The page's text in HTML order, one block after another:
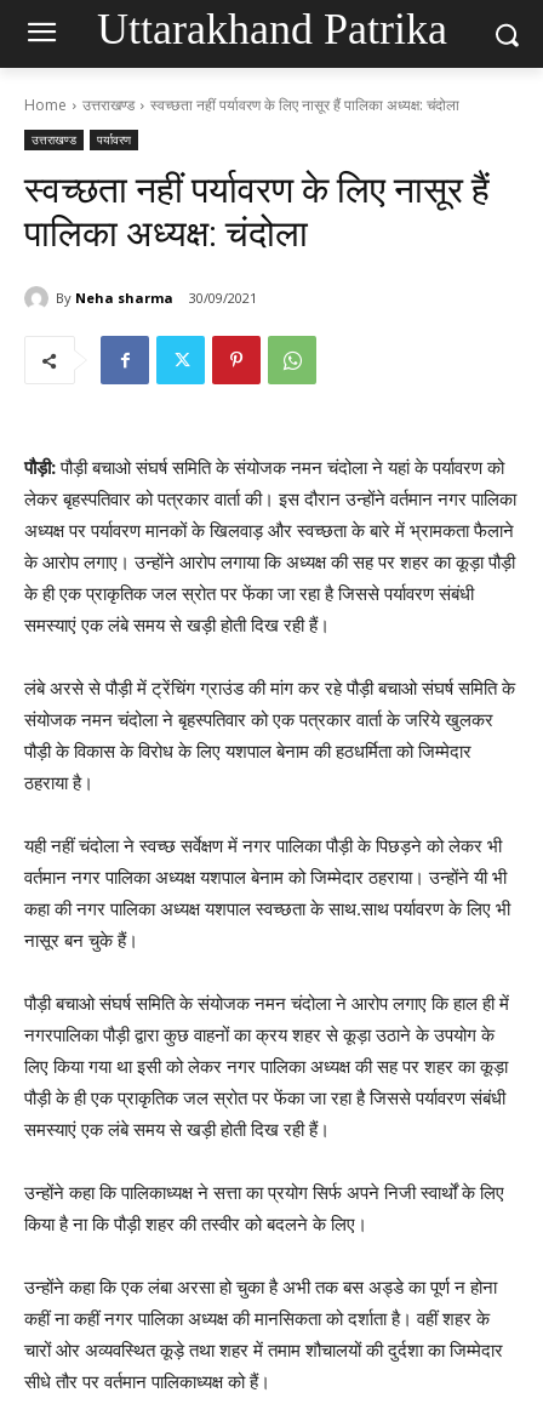
Uttarakhand Patrika
Home उत्तराखण्ड स्वच्छता नहीं पर्यावरण के लिए नासूर हैं पालिका अध्यक्ष: चंदोला
उत्तराखण्ड पर्यावरण
स्वच्छता नहीं पर्यावरण के लिए नासूर हैं
पालिका अध्यक्ष: चंदोला
By Neha sharma 30/09/2021
पौड़ी:पौड़ी बचाओ संघर्ष समिति के संयोजक नमन चंदोला ने यहां के पर्यावरण को
लेकर बृहस्पतिवार को पत्रकार वार्ता की। इस दौरान उन्होंने वर्तमान नगर पालिका
अध्यक्ष पर पर्यावरण मानकों के खिलवाड़ और स्वच्छता के बारे में भ्रामकता फैलाने
के आरोप लगाए। उन्होंने आरोप लगाया कि अध्यक्ष की सह पर शहर का कूड़ा पौड़ी
के ही एक प्राकृतिक जल स्रोत पर फेंका जा रहा है जिससे पर्यावरण संबंधी
समस्याएं एक लंबे समय से खड़ी होती दिख रही हैं।
लंबे अरसे से पौड़ी में ट्रेंचिंग ग्राउंड की मांग कर रहे पौड़ी बचाओ संघर्ष समिति के
संयोजक नमन चंदोला ने बृहस्पतिवार को एक पत्रकार वार्ता के जरिये खुलकर
पौड़ी के विकास के विरोध के लिए यशपाल बेनाम की हठधर्मिता को जिम्मेदार
ठहराया है।
यही नहीं चंदोला ने स्वच्छ सर्वेक्षण में नगर पालिका पौड़ी के पिछड़ने को लेकर भी
वर्तमान नगर पालिका अध्यक्ष यशपाल बेनाम को जिम्मेदार ठहराया। उन्होंने यी भी
कहा की नगर पालिका अध्यक्ष यशपाल स्वच्छता के साथ.साथ पर्यावरण के लिए भी
नासूर बन चुके हैं।
पौड़ी बचाओ संघर्ष समिति के संयोजक नमन चंदोला ने आरोप लगाए कि हाल ही में
नगरपालिका पौड़ी द्वारा कुछ वाहनों का क्रय शहर से कूड़ा उठाने के उपयोग के
लिए किया गया था इसी को लेकर नगर पालिका अध्यक्ष की सह पर शहर का कूड़ा
पौड़ी के ही एक प्राकृतिक जल स्रोत पर फेंका जा रहा है जिससे पर्यावरण संबंधी
समस्याएं एक लंबे समय से खड़ी होती दिख रही हैं।
उन्होंने कहा कि पालिकाध्यक्ष ने सत्ता का प्रयोग सिर्फ अपने निजी स्वार्थों के लिए
किया है ना कि पौड़ी शहर की तस्वीर को बदलने के लिए।
उन्होंने कहा कि एक लंबा अरसा हो चुका है अभी तक बस अड्डे का पूर्ण न होना
कहीं ना कहीं नगर पालिका अध्यक्ष की मानसिकता को दर्शाता है। वहीं शहर के
चारों ओर अव्यवस्थित कूड़े तथा शहर में तमाम शौचालयों की दुर्दशा का जिम्मेदार
सीधे तौर पर वर्तमान पालिकाध्यक्ष को हैं।